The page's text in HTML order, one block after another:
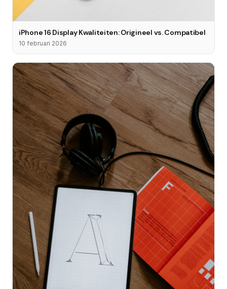
iPhone 16 Display Kwaliteiten: Origineel vs. Compatibel
10 februari 2026